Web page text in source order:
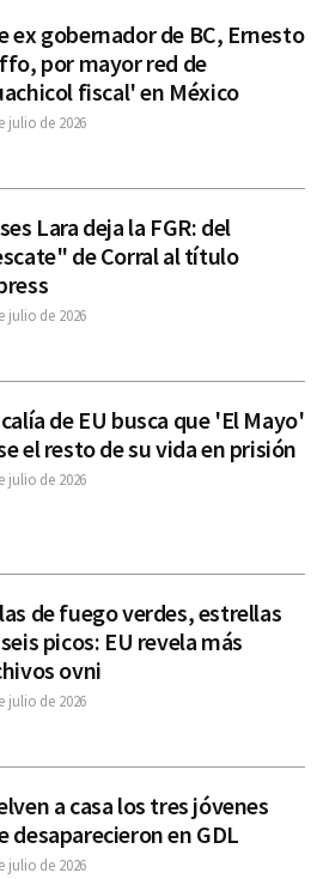
ex gobernador de BC, Ernesto
por mayor red de
fiscal' en México
julio de 2026
Lara deja la FGR: del
de Corral al título
julio de 2026
de EU busca que 'El Mayo'
el resto de su vida en prisión
julio de 2026
de fuego verdes, estrellas
picos: EU revela más
ovni
julio de 2026
a casa los tres jóvenes
desaparecieron en GDL
julio de 2026